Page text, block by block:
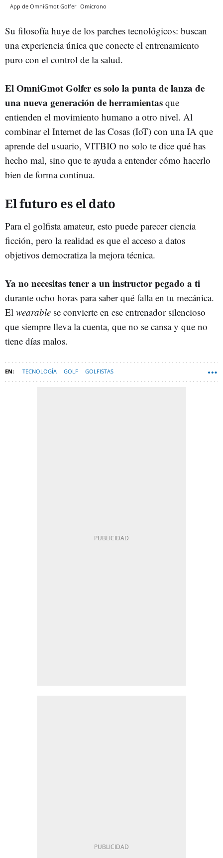
App de OmniGmot Golfer Omicrono
Su filosofía huye de los parches tecnológicos: buscan
una experiencia única que conecte el entrenamiento
puro con el control de la salud.
El OmniGmot Golfer es solo la punta de lanza de
una nueva generación de herramientas que
entienden el movimiento humano a otro nivel. Al
combinar el Internet de las Cosas (IoT) con una IA que
aprende del usuario, VITBIO no solo te dice qué has
hecho mal, sino que te ayuda a entender cómo hacerlo
bien de forma continua.
El futuro es el dato
Para el golfista amateur, esto puede parecer ciencia
ficción, pero la realidad es que el acceso a datos
objetivos democratiza la mejora técnica.
Ya no necesitas tener a un instructor pegado a ti
durante ocho horas para saber qué falla en tu mecánica.
El wearable se convierte en ese entrenador silencioso
que siempre lleva la cuenta, que no se cansa y que no
tiene días malos.
TECNOLOGÍA GOLF GOLFISTAS